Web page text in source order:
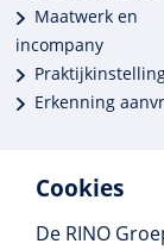
Cookies
De RINO
Maatwerk en
incompany
Erkenning